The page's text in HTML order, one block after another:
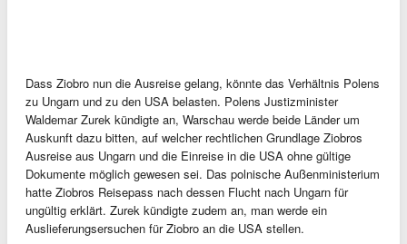
Dass Ziobro nun die Ausreise gelang, könnte das Verhältnis Polens
zu Ungarn und zu den USA belasten. Polens Justizminister
Waldemar Zurek kündigte an, Warschau werde beide Länder um
Auskunft dazu bitten, auf welcher rechtlichen Grundlage Ziobros
Ausreise aus Ungarn und die Einreise in die USA ohne gültige
Dokumente möglich gewesen sei. Das polnische Außenministerium
hatte Ziobros Reisepass nach dessen Flucht nach Ungarn für
ungültig erklärt. Zurek kündigte zudem an, man werde ein
Auslieferungsersuchen für Ziobro an die USA stellen.